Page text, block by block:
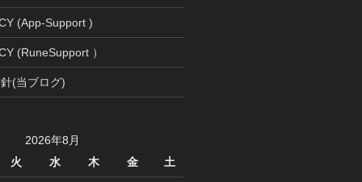
(App-Support )
(RuneSupport ）
(当ブログ)
2026年8月
火
水 木 金 土